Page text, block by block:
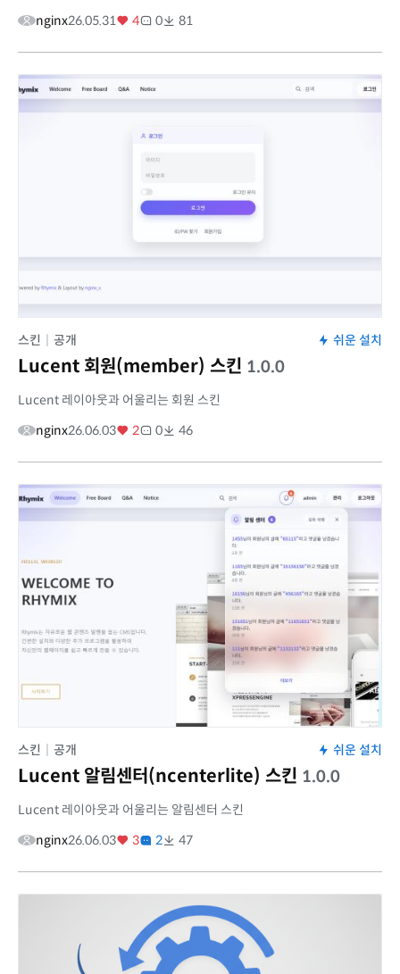
nginx26.05.31 4 0 81
스킨 공개 쉬운 설치
Lucent 회원(member) 스킨 1.0.0
Lucent 레이아웃과 어울리는 회원 스킨
nginx26.06.03 2 0 46
스킨 공개 쉬운 설치
Lucent 알림센터(ncenterlite) 스킨 1.0.0
Lucent 레이아웃과 어울리는 알림센터 스킨
nginx26.06.03 3 2 47